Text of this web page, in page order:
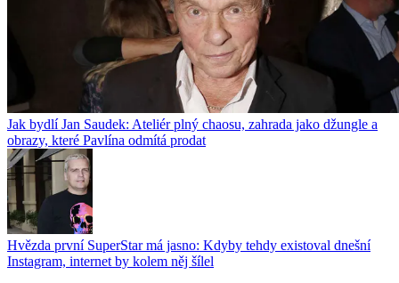
Jak bydlí Jan Saudek: Ateliér plný chaosu, zahrada jako džungle a
obrazy, které Pavlína odmítá prodat
Hvězda první SuperStar má jasno: Kdyby tehdy existoval dnešní
Instagram, internet by kolem něj šílel